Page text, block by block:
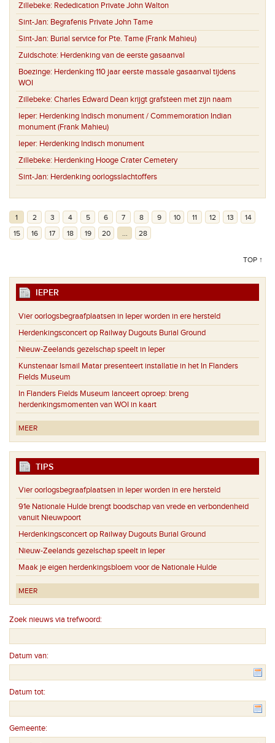
Zillebeke: Rededication Private John Walton
Sint-Jan: Begrafenis Private John Tame
Sint-Jan: Burial service for Pte. Tame (Frank Mahieu)
Zuidschote: Herdenking van de eerste gasaanval
Boezinge: Herdenking 110 jaar eerste massale gasaanval tijdens
WOI
Zillebeke: Charles Edward Dean krijgt grafsteen met zijn naam
Ieper: Herdenking Indisch monument / Commemoration Indian
monument (Frank Mahieu)
Ieper: Herdenking Indisch monument
Zillebeke: Herdenking Hooge Crater Cemetery
Sint-Jan: Herdenking oorlogsslachtoffers
1 2 3 4 5 6 7 8 9 10 11 12 13
14
15
16 17 18 19 20 ... 28
TOP ↑
IEPER
Vier oorlogsbegraafplaatsen in Ieper worden in ere hersteld
Herdenkingsconcert op Railway Dugouts Burial Ground
Nieuw-Zeelands gezelschap speelt in Ieper
Kunstenaar Ismail Matar presenteert installatie in het In Flanders
Fields Museum
In Flanders Fields Museum lanceert oproep: breng
herdenkingsmomenten van WOI in kaart
MEER
TIPS
Vier oorlogsbegraafplaatsen in Ieper worden in ere hersteld
91e Nationale Hulde brengt boodschap van vrede en verbondenheid
vanuit Nieuwpoort
Herdenkingsconcert op Railway Dugouts Burial Ground
Nieuw-Zeelands gezelschap speelt in Ieper
Maak je eigen herdenkingsbloem voor de Nationale Hulde
MEER
Zoek nieuws via trefwoord:
Datum van:
Datum tot:
Gemeente: